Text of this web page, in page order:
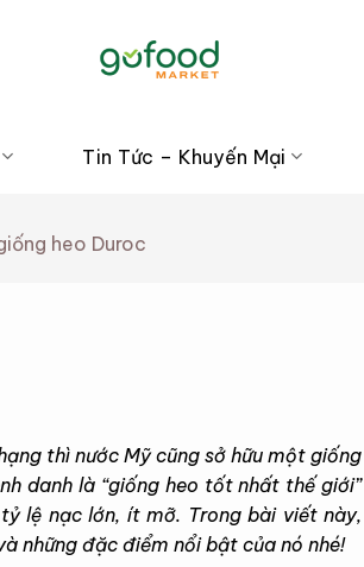
Tin Tức – Khuyến Mại
heo Duroc
thì nước Mỹ cũng sở hữu một giống
danh là “giống heo tốt nhất thế giới”
lệ nạc lớn, ít mỡ. Trong bài viết này,
những đặc điểm nổi bật của nó nhé!